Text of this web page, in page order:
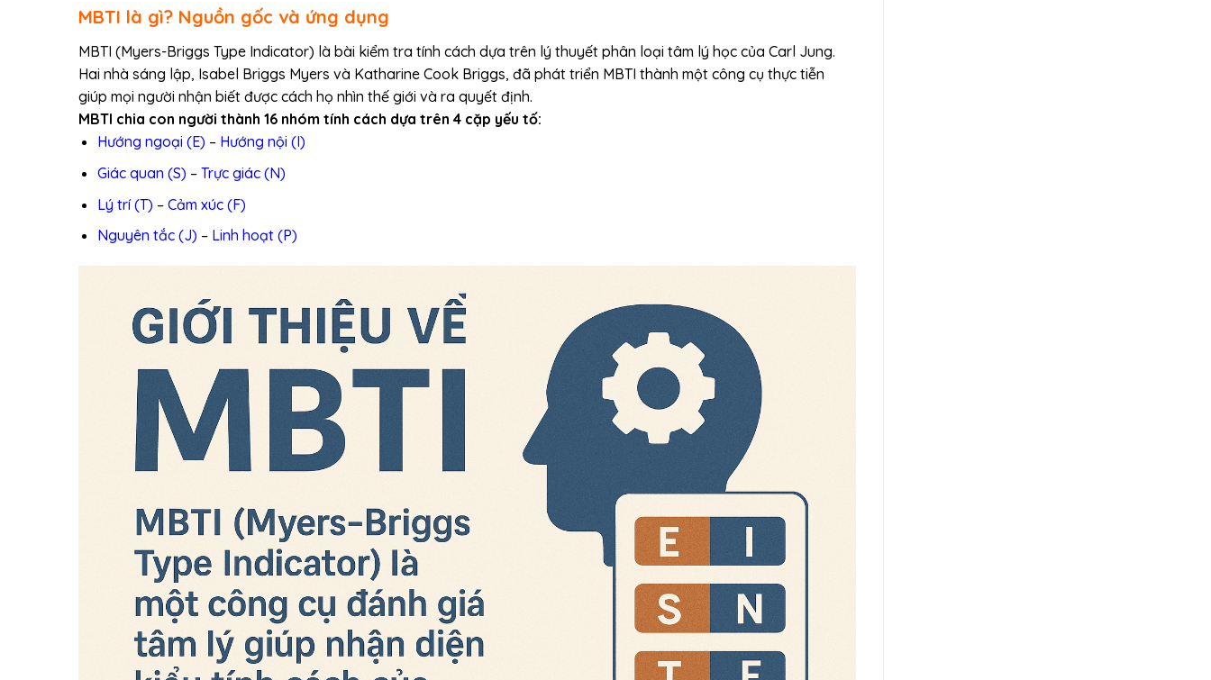
MBTI là gì? Nguồn gốc và ứng dụng
MBTI (Myers-Briggs Type Indicator) là bài kiểm tra tính cách dựa trên lý thuyết phân loại tâm lý học của Carl Jung.
Hai nhà sáng lập, Isabel Briggs Myers và Katharine Cook Briggs, đã phát triển MBTI thành một công cụ thực tiễn
giúp mọi người nhận biết được cách họ nhìn thế giới và ra quyết định.
MBTI chia con người thành 16 nhóm tính cách dựa trên 4 cặp yếu tố:
Hướng ngoại (E) – Hướng nội (I)
Giác quan (S) – Trực giác (N)
Lý trí (T) – Cảm xúc (F)
Nguyên tắc (J) – Linh hoạt (P)